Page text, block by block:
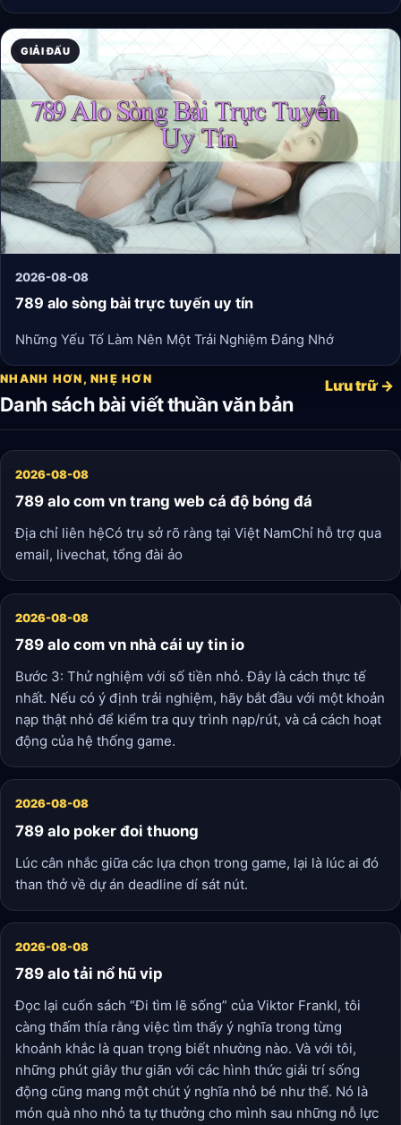
GIẢI ĐẤU
2026-08-08
789 alo sòng bài trực tuyến uy tín
Những Yếu Tố Làm Nên Một Trải Nghiệm Đáng Nhớ
NHANH HƠN, NHẸ HƠN
Danh sách bài viết thuần văn bản
Lưu trữ →
2026-08-08
789 alo com vn trang web cá độ bóng đá
Địa chỉ liên hệCó trụ sở rõ ràng tại Việt NamChỉ hỗ trợ qua
email, livechat, tổng đài ảo
2026-08-08
789 alo com vn nhà cái uy tin io
Bước 3: Thử nghiệm với số tiền nhỏ. Đây là cách thực tế
nhất. Nếu có ý định trải nghiệm, hãy bắt đầu với một khoản
nạp thật nhỏ để kiểm tra quy trình nạp/rút, và cả cách hoạt
động của hệ thống game.
2026-08-08
789 alo poker đoi thuong
Lúc cân nhắc giữa các lựa chọn trong game, lại là lúc ai đó
than thở về dự án deadline dí sát nút.
2026-08-08
789 alo tải nổ hũ vip
Đọc lại cuốn sách “Đi tìm lẽ sống” của Viktor Frankl, tôi
càng thấm thía rằng việc tìm thấy ý nghĩa trong từng
khoảnh khắc là quan trọng biết nhường nào. Và với tôi,
những phút giây thư giãn với các hình thức giải trí sống
động cũng mang một chút ý nghĩa nhỏ bé như thế. Nó là
món quà nho nhỏ ta tự thưởng cho mình sau những nỗ lực